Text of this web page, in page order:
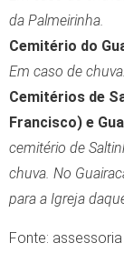
da Palmeirinha.
Cemitério do
Em caso de
Cemitérios de
Francisco) e
cemitério de
chuva. No
para a Igreja
Fonte: